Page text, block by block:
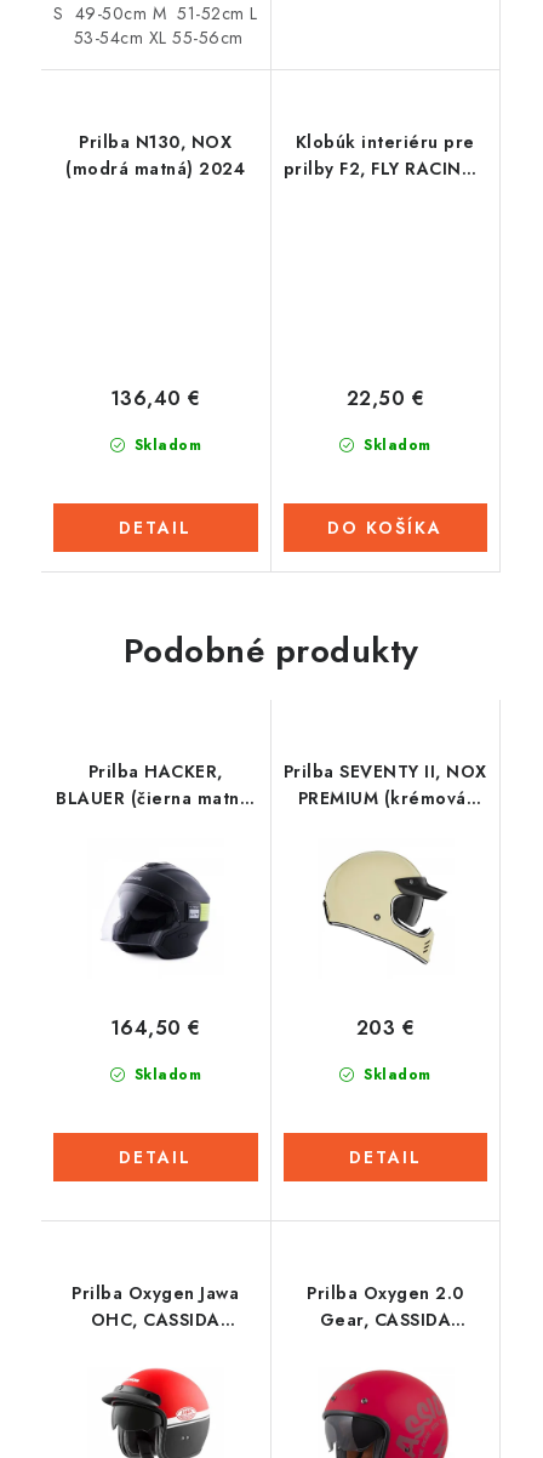
S 49-50cm M 51-52cm L
53-54cm XL 55-56cm
Prilba N130, NOX
(modrá matná) 2024
Skladom
136,40 €
DETAIL
Klobúk interiéru pre
prilby F2, FLY RACING -
Skladom
22,50 €
DO KOŠÍKA
Podobné produkty
Prilba HACKER,
BLAUER (čierna matná,
Skladom
164,50 €
DETAIL
Prilba SEVENTY II, NOX
PREMIUM (krémová)
Skladom
203 €
DETAIL
Prilba Oxygen Jawa
OHC, CASSIDA
čierna/biela) 2023
Prilba Oxygen 2.0
Gear, CASSIDA
červená) 2026